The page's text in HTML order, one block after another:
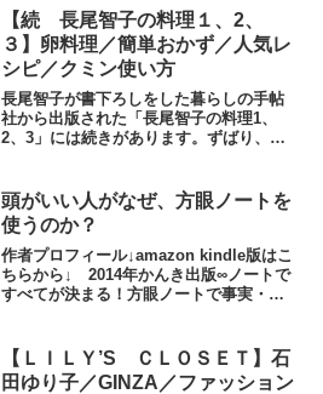
確にもっているとい...
【続 長尾智子の料理１、2、
３】卵料理／簡単おかず／人気レ
シピ／クミン使い方
長尾智子が書下ろしをした暮らしの手帖
社から出版された「長尾智子の料理1、
2、3」には続きがあります。ずばり、
レシピ、クミンレシピ、あんこの煮方な
どちょっと料理の難易度が...
頭がいい人がなぜ、方眼ノートを
使うのか？
作者プロフィール↓amazon kindle版はこ
ちらから↓ 2014年かんき出版∞ノートで
すべてが決まる！方眼ノートで事実・理
デメリット。さらに掘り下げて勉強・会
社で...
【ＬＩＬＹ’S ＣＬＯＳＥＴ】石
田ゆり子／GINZA／ファッション